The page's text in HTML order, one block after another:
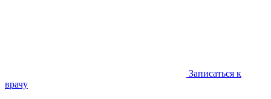
Записаться к
врачу